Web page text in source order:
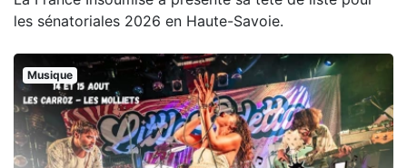
les sénatoriales 2026 en Haute-Savoie.
Musique